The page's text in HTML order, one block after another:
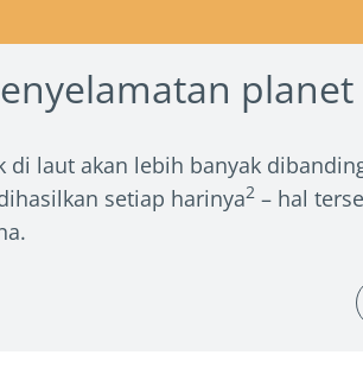
planet
laut akan lebih banyak
setiap harinya2 – hal